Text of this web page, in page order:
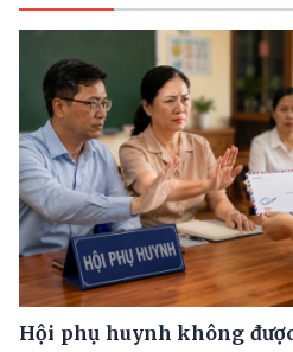
Hội phụ huynh không